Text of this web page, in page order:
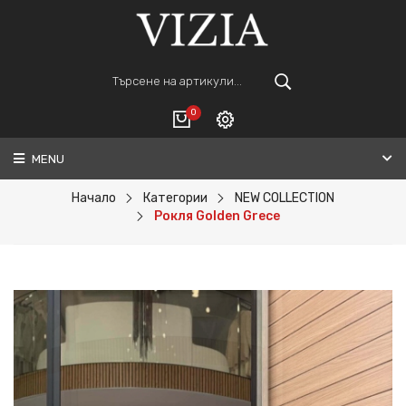
0
ВАШАТА КОЛИЧКА Е ПРАЗНА.
ПОРЪЧАЙ
Регистрация
MENU
Начало Категории
NEW COLLECTION
Рокля Golden Grece